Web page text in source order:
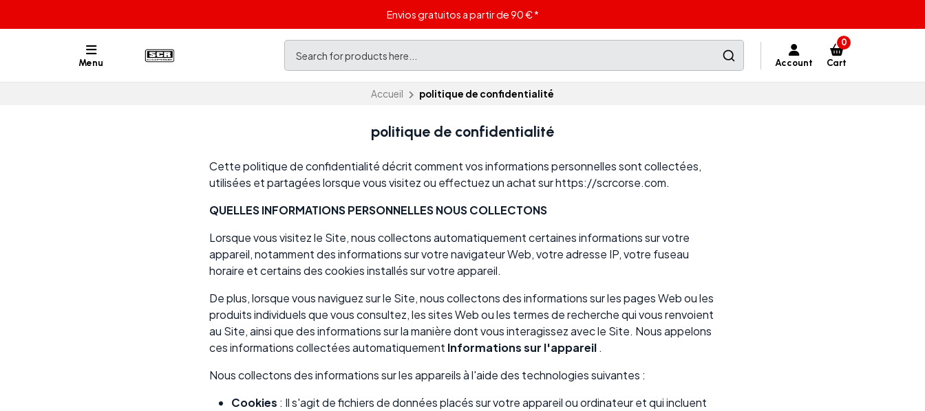
Envios gratuitos a partir de 90 € *
Menu Account
0
Cart
Accueil politique de confidentialité
politique de confidentialité
Cette politique de confidentialité décrit comment vos informations personnelles sont collectées,
utilisées et partagées lorsque vous visitez ou effectuez un achat sur https://scrcorse.com.
QUELLES INFORMATIONS PERSONNELLES NOUS COLLECTONS
Lorsque vous visitez le Site, nous collectons automatiquement certaines informations sur votre
appareil, notamment des informations sur votre navigateur Web, votre adresse IP, votre fuseau
horaire et certains des cookies installés sur votre appareil.
De plus, lorsque vous naviguez sur le Site, nous collectons des informations sur les pages Web ou les
produits individuels que vous consultez, les sites Web ou les termes de recherche qui vous renvoient
au Site, ainsi que des informations sur la manière dont vous interagissez avec le Site. Nous appelons
ces informations collectées automatiquement Informations sur l'appareil .
Nous collectons des informations sur les appareils à l'aide des technologies suivantes :
Cookies : Il s'agit de fichiers de données placés sur votre appareil ou ordinateur et qui incluent